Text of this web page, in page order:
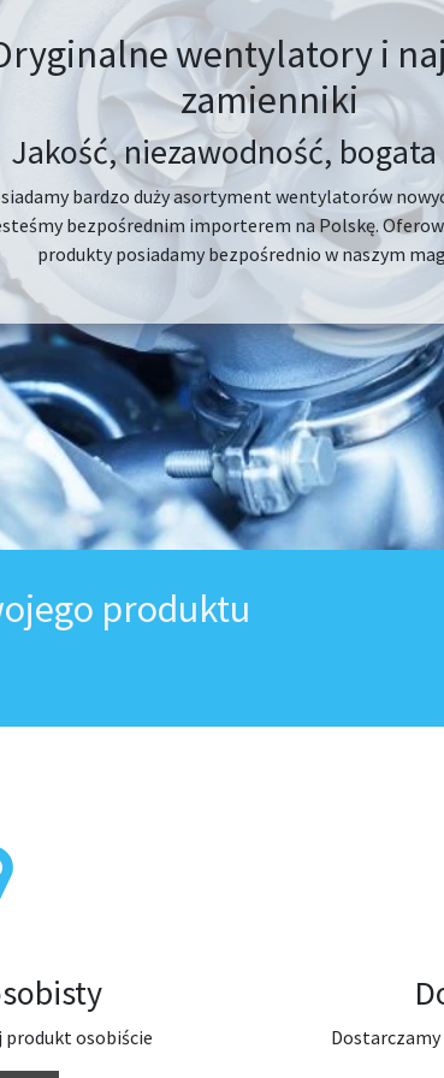
wentylatory i
zamienniki
Jakość, niezawodność,
bardzo duży asortyment wentylatorów
bezpośrednim importerem na Polskę.
produkty posiadamy bezpośrednio w naszym
produktu
produkt osobiście